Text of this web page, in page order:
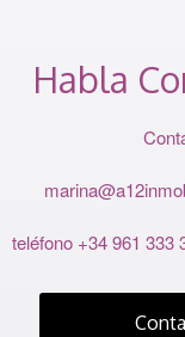
Habla
teléfono +34 961 333